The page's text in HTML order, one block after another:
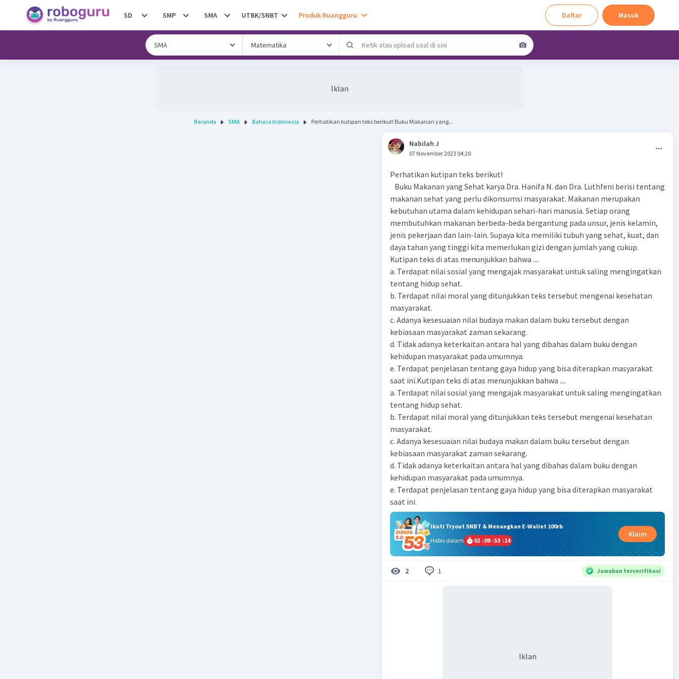
SD SMP SMA UTBK/SNBT Produk Ruangguru Daftar Masuk
Iklan
Beranda SMA Bahasa Indonesia Perhatikan kutipan teks berikut! Buku Makanan yang...
Nabilah J
07 November 2023 04:20
Perhatikan kutipan teks berikut!
Buku Makanan yang Sehat karya Dra. Hanifa N. dan Dra. Luthfeni berisi tentang
makanan sehat yang perlu dikonsumsi masyarakat. Makanan merupakan
kebutuhan utama dalam kehidupan sehari-hari manusia. Setiap orang
membutuhkan makanan berbeda-beda bergantung pada unsur, jenis kelamin,
jenis pekerjaan dan lain-lain. Supaya kita memiliki tubuh yang sehat, kuat, dan
daya tahan yang tinggi kita memerlukan gizi dengan jumlah yang cukup.
Kutipan teks di atas menunjukkan bahwa ....
a. Terdapat nilai sosial yang mengajak masyarakat untuk saling mengingatkan
tentang hidup sehat.
b. Terdapat nilai moral yang ditunjukkan teks tersebut mengenai kesehatan
masyarakat.
c. Adanya kesesuaian nilai budaya makan dalam buku tersebut dengan
kebiasaan masyarakat zaman sekarang.
d. Tidak adanya keterkaitan antara hal yang dibahas dalam buku dengan
kehidupan masyarakat pada umumnya.
e. Terdapat penjelasan tentang gaya hidup yang bisa diterapkan masyarakat
saat ini.Kutipan teks di atas menunjukkan bahwa ....
a. Terdapat nilai sosial yang mengajak masyarakat untuk saling mengingatkan
tentang hidup sehat.
b. Terdapat nilai moral yang ditunjukkan teks tersebut mengenai kesehatan
masyarakat.
c. Adanya kesesuaian nilai budaya makan dalam buku tersebut dengan
kebiasaan masyarakat zaman sekarang.
d. Tidak adanya keterkaitan antara hal yang dibahas dalam buku dengan
kehidupan masyarakat pada umumnya.
e. Terdapat penjelasan tentang gaya hidup yang bisa diterapkan masyarakat
saat ini.
Ikuti Tryout SNBT & Menangkan E-Wallet 100rb
Habis dalam
02 :09 :53 :13
Klaim
2 1 Jawaban terverifikasi
Iklan